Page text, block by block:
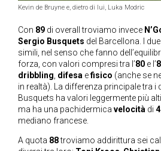
Kevin de Bruyne e, dietro di lui, Luka Modric
Con 89 di overall troviamo invece
Sergio Busquets del Barcellona. I
simili, nel senso che fanno
forza, con valori compresi tra l’80 e l’
dribbling, difesa efisico (anche se
in realtà). La differenza principale tra i
Busquets ha valori leggermente più
ma ha una pachidermica velocità di
mediano francese.
A quota 88troviamo addirittura sei